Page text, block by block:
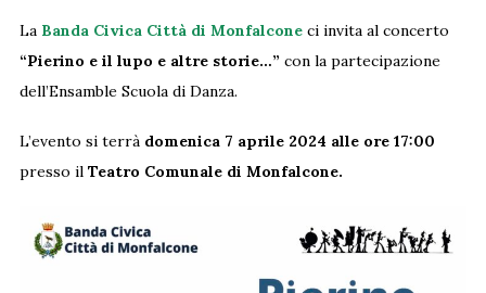
La Banda Civica Città di Monfalconeci invita al concerto
“Pierino e il lupo e altre storie…” con la partecipazione
dell’Ensamble Scuola di Danza.
L’evento si terrà domenica 7 aprile 2024 alle ore 17:00
presso il Teatro Comunale di Monfalcone.